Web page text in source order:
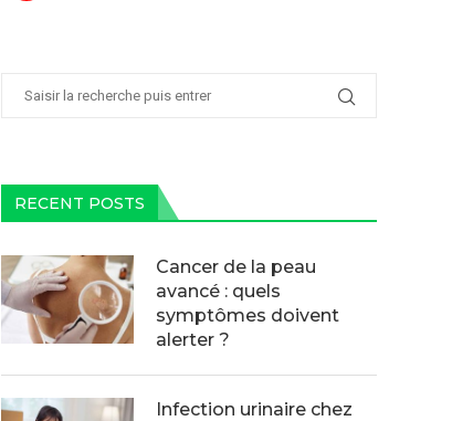
RECENT POSTS
Cancer de la peau
avancé : quels
symptômes doivent
alerter ?
Infection urinaire chez